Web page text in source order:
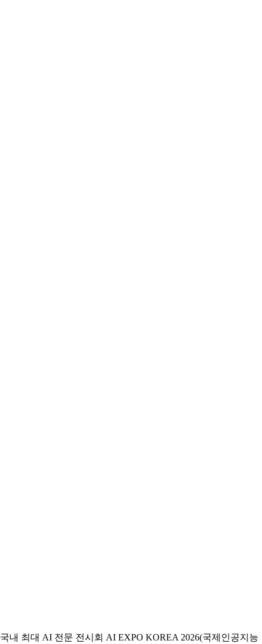
국내 최대 AI 전문 전시회 AI EXPO KOREA 2026(국제인공지능